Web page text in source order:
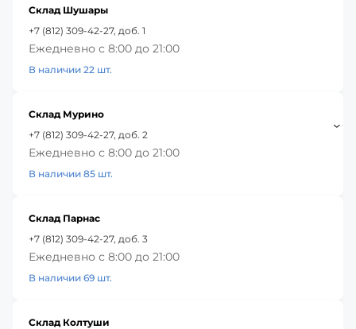
Склад Шушары
+7 (812) 309-42-27, доб. 1
Ежедневно с 8:00 до 21:00
В наличии 22 шт.
Склад Мурино
+7 (812) 309-42-27, доб. 2
Ежедневно с 8:00 до 21:00
В наличии 85 шт.
Склад Парнас
+7 (812) 309-42-27, доб. 3
Ежедневно с 8:00 до 21:00
В наличии 69 шт.
Склад Колтуши